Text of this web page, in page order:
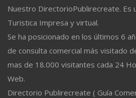
Nuestro DirectorioPublirecreate. Es
Turistica Impresa y virtual.
Se ha posicionado en los últimos 6
de consulta comercial más visitado
mas de 18.000 visitantes cada 24
Web.
Directorio Publirecreate ( Guía